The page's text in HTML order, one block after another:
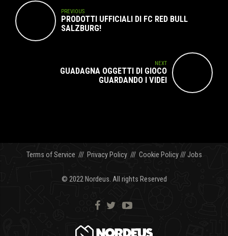
PREVIOUS
PRODOTTI UFFICIALI DI FC RED BULL
SALZBURG!
NEXT
GUADAGNA OGGETTI DI GIOCO
GUARDANDO I VIDEI
Terms of Service /// Privacy Policy/// Cookie Policy///Jobs
© 2022 Nordeus. All rights Reserved